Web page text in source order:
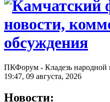
ПКФорум - Кладезь народной
19:47, 09 августа, 2026
Новости: